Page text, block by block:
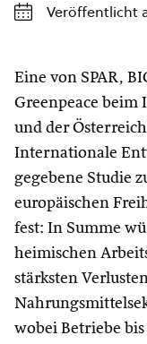
Veröffentlicht
Eine von SPAR,
Greenpeace
und der
Internationale
gegebene Studie
europäischen
fest: In Summe
heimischen
stärksten
wobei Betriebe